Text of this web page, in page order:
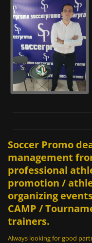
Soccer Promo
management
professional
promotion /
organizing
CAMP /
trainers.
Always looking for good